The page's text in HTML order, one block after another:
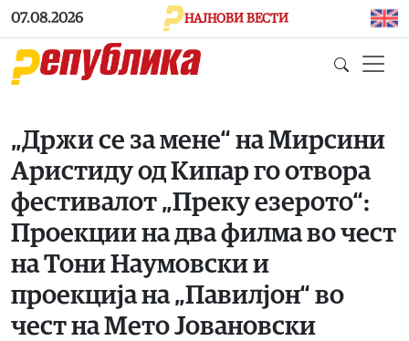
Skip to main content
07.08.2026 НАЈНОВИ ВЕСТИ
„Држи се за мене“ на Мирсини
Аристиду од Кипар го отвора
фестивалот „Преку езерото“:
Проекции на два филма во чест
на Тони Наумовски и
проекција на „Павилјон“ во
чест на Мето Јовановски